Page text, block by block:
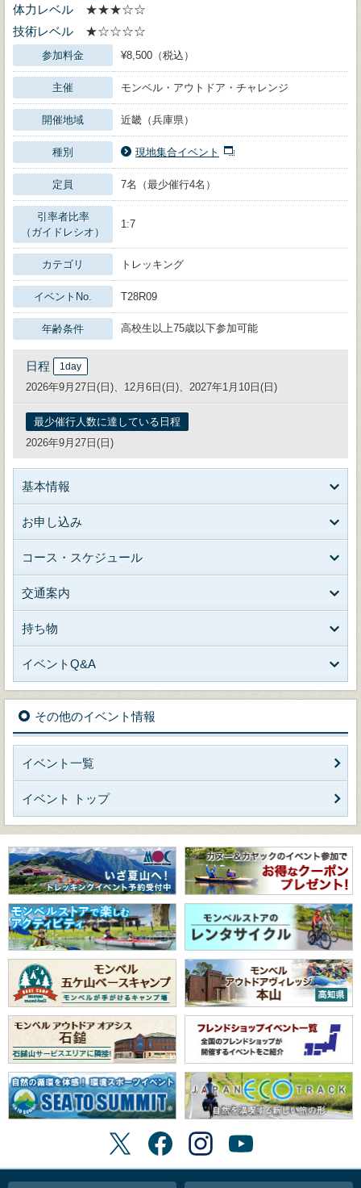
体力レベル
★★★☆☆
技術レベル
★☆☆☆☆
参加料金 ¥8,500（税込）
主催 モンベル・アウトドア・チャレンジ
開催地域 近畿（兵庫県）
種別 現地集合イベント
定員 7名（最少催行4名）
引率者比率
（ガイドレシオ）
1:7
カテゴリ トレッキング
イベントNo. T28R09
年齢条件 高校生以上75歳以下参加可能
日程 1day
2026年9月27日(日)、12月6日(日)、2027年1月10日(日)
最少催行人数に達している日程
2026年9月27日(日)
基本情報
お申し込み
コース・スケジュール
交通案内
持ち物
イベントQ&A
その他のイベント情報
イベント一覧
イベント トップ